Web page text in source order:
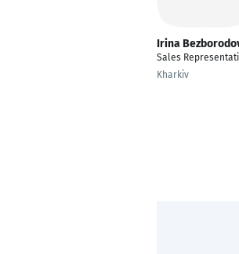
Irina
Sales
Kharkiv